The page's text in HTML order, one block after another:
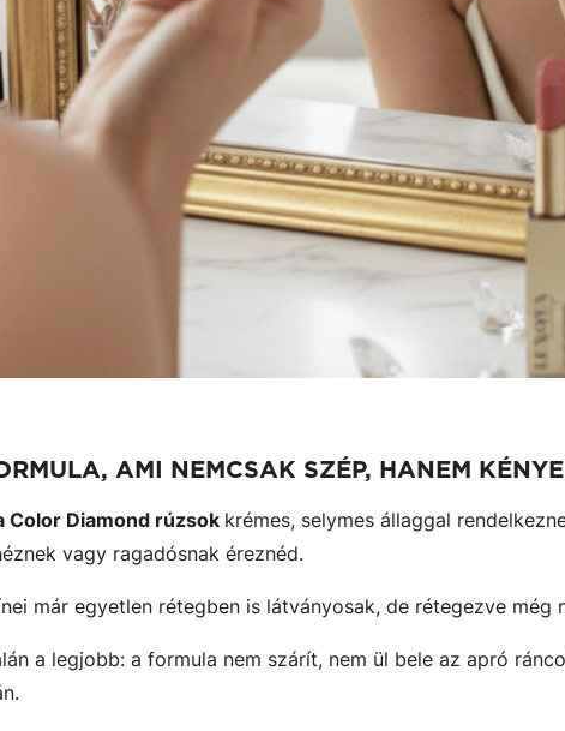
AMI NEMCSAK SZÉP, HANEM
Color Diamond rúzsok krémes, selymes állaggal
vagy ragadósnak éreznéd.
már egyetlen rétegben is látványosak, de rétegezve még
a legjobb: a formula nem szárít, nem ül bele az apró